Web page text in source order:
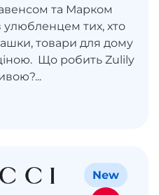
та Марком
тих, хто
товари для дому
Що робить Zulily
New